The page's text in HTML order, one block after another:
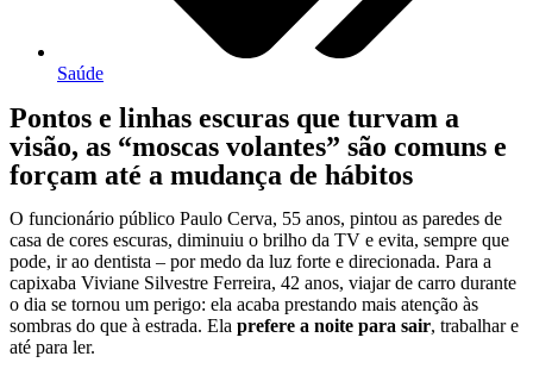
Saúde
Pontos e linhas escuras que turvam a
visão, as “moscas volantes” são comuns e
forçam até a mudança de hábitos
O funcionário público Paulo Cerva, 55 anos, pintou as paredes de
casa de cores escuras, diminuiu o brilho da TV e evita, sempre que
pode, ir ao dentista – por medo da luz forte e direcionada. Para a
capixaba Viviane Silvestre Ferreira, 42 anos, viajar de carro durante
o dia se tornou um perigo: ela acaba prestando mais atenção às
sombras do que à estrada. Ela prefere a noite para sair, trabalhar e
até para ler.